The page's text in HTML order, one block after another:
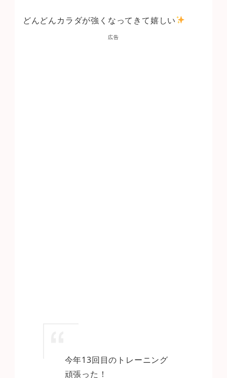
どんどんカラダが強くなってきて嬉しい
広告
今年13回目のトレーニング
頑張った！